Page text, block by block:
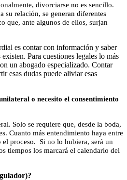
divorciarse no es sencillo.
su relación, se generan diferentes
que, ante algunos de ellos, surjan
es contar con información y saber
Para cuestiones legales lo más
un abogado especializado. Contar
esas dudas puede aliviar esas
o necesito el consentimiento
Solo se requiere que, desde la boda,
Cuanto más entendimiento haya entre
el proceso. Si no lo hubiera, será un
tiempos los marcará el calendario del